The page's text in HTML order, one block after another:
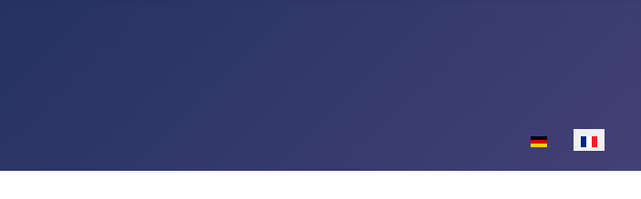
Sélectionnez